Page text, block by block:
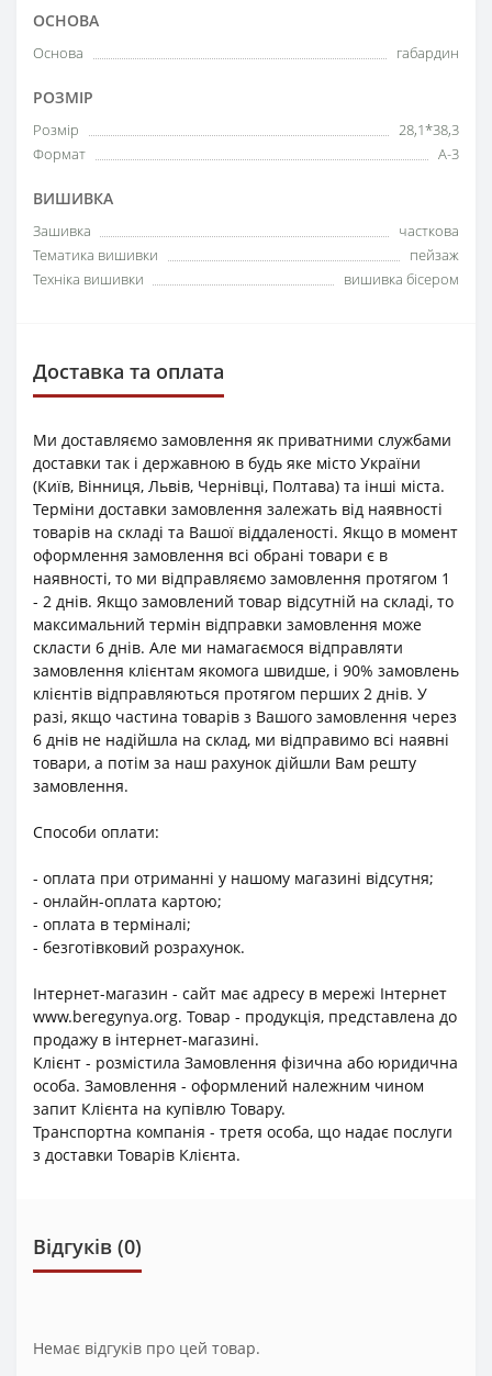
ОСНОВА
Основа габардин
РОЗМІР
Розмір
28,1*38,3
Формат
А-3
ВИШИВКА
Зашивка
часткова
Тематика вишивки
пейзаж
Техніка вишивки
вишивка бісером
Доставка та оплата
Ми доставляємо замовлення як приватними службами
доставки так і державною в будь яке місто України
(Київ, Вінниця, Львів, Чернівці, Полтава) та інші міста.
Терміни доставки замовлення залежать від наявності
товарів на складі та Вашої віддаленості. Якщо в момент
оформлення замовлення всі обрані товари є в
наявності, то ми відправляємо замовлення протягом 1
- 2 днів. Якщо замовлений товар відсутній на складі, то
максимальний термін відправки замовлення може
скласти 6 днів. Але ми намагаємося відправляти
замовлення клієнтам якомога швидше, і 90% замовлень
клієнтів відправляються протягом перших 2 днів. У
разі, якщо частина товарів з Вашого замовлення через
6 днів не надійшла на склад, ми відправимо всі наявні
товари, а потім за наш рахунок дійшли Вам решту
замовлення.
Способи оплати:
- оплата при отриманні у нашому магазині відсутня;
- онлайн-оплата картою;
- оплата в терміналі;
- безготівковий розрахунок.
Інтернет-магазин - сайт має адресу в мережі Інтернет
www.beregynya.org. Товар - продукція, представлена до
продажу в інтернет-магазині.
Клієнт - розмістила Замовлення фізична або юридична
особа. Замовлення - оформлений належним чином
запит Клієнта на купівлю Товару.
Транспортна компанія - третя особа, що надає послуги
з доставки Товарів Клієнта.
Відгуків (0)
Немає відгуків про цей товар.